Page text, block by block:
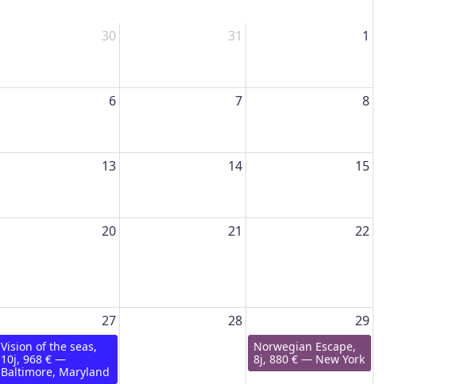
30 31 1
6 7 8
13 14 15
20 21 22
27
Vision of the seas,
10j, 968 € —
Baltimore, Maryland
28 29
Norwegian Escape,
8j, 880 € — New York